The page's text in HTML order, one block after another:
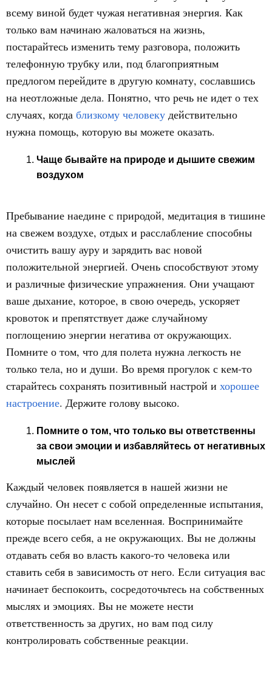
всему виной будет чужая негативная энергия. Как
только вам начинаю жаловаться на жизнь,
постарайтесь изменить тему разговора, положить
телефонную трубку или, под благоприятным
предлогом перейдите в другую комнату, сославшись
на неотложные дела. Понятно, что речь не идет о тех
случаях, когда близкому человеку действительно
нужна помощь, которую вы можете оказать.
Чаще бывайте на природе и дышите свежим
воздухом
Пребывание наедине с природой, медитация в тишине
на свежем воздухе, отдых и расслабление способны
очистить вашу ауру и зарядить вас новой
положительной энергией. Очень способствуют этому
и различные физические упражнения. Они учащают
ваше дыхание, которое, в свою очередь, ускоряет
кровоток и препятствует даже случайному
поглощению энергии негатива от окружающих.
Помните о том, что для полета нужна легкость не
только тела, но и души. Во время прогулок с кем-то
старайтесь сохранять позитивный настрой и хорошее
настроение. Держите голову высоко.
Помните о том, что только вы ответственны
за свои эмоции и избавляйтесь от негативных
мыслей
Каждый человек появляется в нашей жизни не
случайно. Он несет с собой определенные испытания,
которые посылает нам вселенная. Воспринимайте
прежде всего себя, а не окружающих. Вы не должны
отдавать себя во власть какого-то человека или
ставить себя в зависимость от него. Если ситуация вас
начинает беспокоить, сосредоточьтесь на собственных
мыслях и эмоциях. Вы не можете нести
ответственность за других, но вам под силу
контролировать собственные реакции.